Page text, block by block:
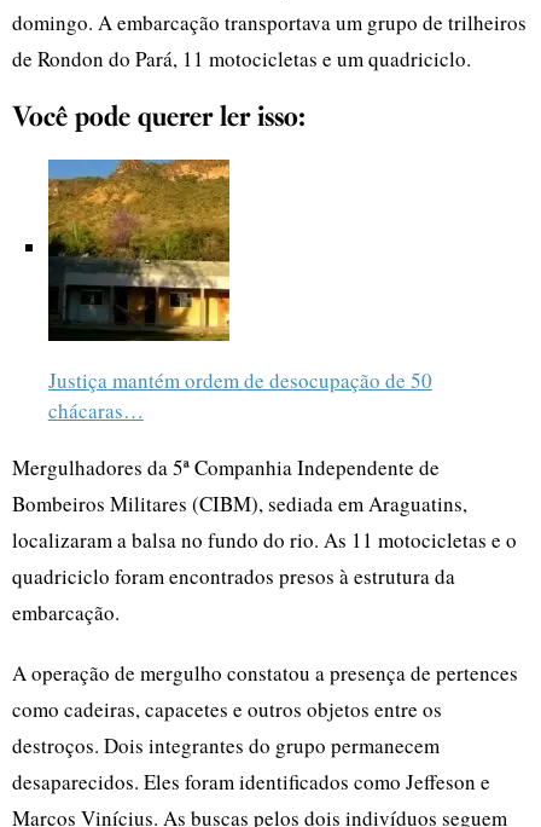
domingo. A embarcação transportava um grupo de trilheiros
de Rondon do Pará, 11 motocicletas e um quadriciclo.
Você pode querer ler isso:
Justiça mantém ordem de desocupação de 50
chácaras…
Mergulhadores da 5ª Companhia Independente de
Bombeiros Militares (CIBM), sediada em Araguatins,
localizaram a balsa no fundo do rio. As 11 motocicletas e o
quadriciclo foram encontrados presos à estrutura da
embarcação.
A operação de mergulho constatou a presença de pertences
como cadeiras, capacetes e outros objetos entre os
destroços. Dois integrantes do grupo permanecem
desaparecidos. Eles foram identificados como Jeffeson e
Marcos Vinícius. As buscas pelos dois indivíduos seguem